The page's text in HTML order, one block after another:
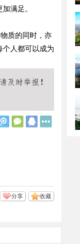
满足。
质的同时，亦
个人都可以成为
腾
讯
微
信
Q
收藏
分享